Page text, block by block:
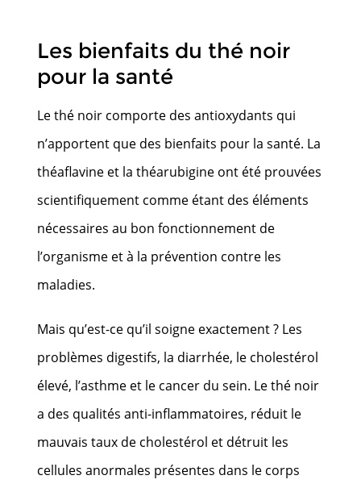
Les bienfaits du thé noir
pour la santé
Le thé noir comporte des antioxydants qui
n’apportent que des bienfaits pour la santé. La
théaflavine et la théarubigine ont été prouvées
scientifiquement comme étant des éléments
nécessaires au bon fonctionnement de
l’organisme et à la prévention contre les
maladies.
Mais qu’est-ce qu’il soigne exactement ? Les
problèmes digestifs, la diarrhée, le cholestérol
élevé, l’asthme et le cancer du sein. Le thé noir
a des qualités anti-inflammatoires, réduit le
mauvais taux de cholestérol et détruit les
cellules anormales présentes dans le corps